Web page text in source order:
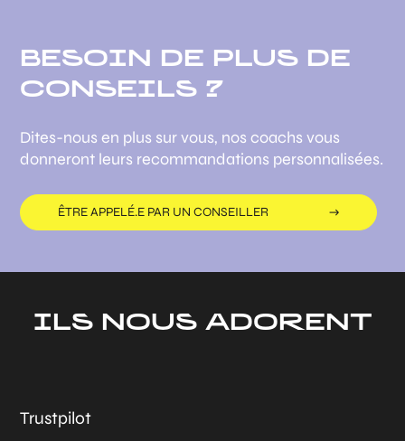
BESOIN DE PLUS DE
CONSEILS ?
Dites-nous en plus sur vous, nos coachs vous
donneront leurs recommandations personnalisées.
ÊTRE APPELÉ.E PAR UN CONSEILLER
ILS NOUS ADORENT
Trustpilot